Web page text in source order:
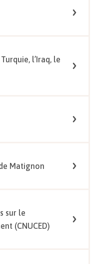
l’Iraq, le
Matignon
sur le
(CNUCED)